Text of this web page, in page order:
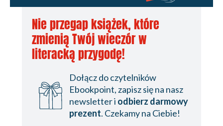
Nie przegap książek, które
zmienią Twój wieczór w
literacką przygodę!
Dołącz do czytelników
Ebookpoint, zapisz się na nasz
newsletter i odbierz darmowy
prezent. Czekamy na Ciebie!